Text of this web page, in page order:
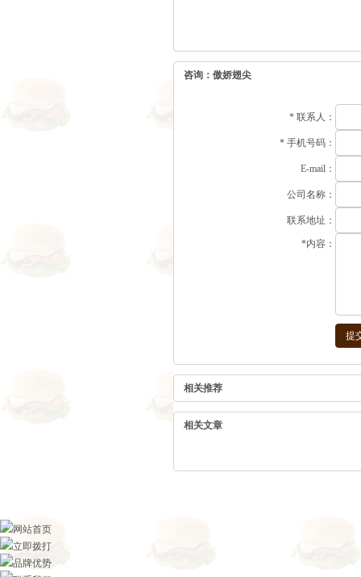
咨询：傲娇翅尖
* 联系人：
* 手机号码：
E-mail：
公司名称：
联系地址：
*内容：
相关推荐
相关文章
网站首页
立即拨打
品牌优势